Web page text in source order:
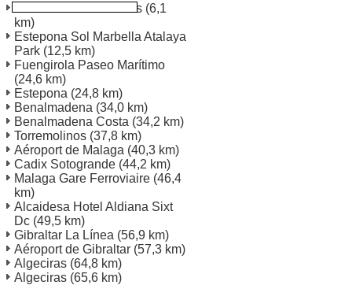
Marbella Puerto Banus (6,1
km)
Estepona Sol Marbella Atalaya
Park (12,5 km)
Fuengirola Paseo Marítimo
(24,6 km)
Estepona (24,8 km)
Benalmadena (34,0 km)
Benalmadena Costa (34,2 km)
Torremolinos (37,8 km)
Aéroport de Malaga (40,3 km)
Cadix Sotogrande (44,2 km)
Malaga Gare Ferroviaire (46,4
km)
Alcaidesa Hotel Aldiana Sixt
Dc (49,5 km)
Gibraltar La Línea (56,9 km)
Aéroport de Gibraltar (57,3 km)
Algeciras (64,8 km)
Algeciras (65,6 km)